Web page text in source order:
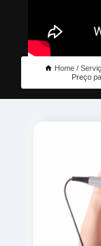
Home
Preço